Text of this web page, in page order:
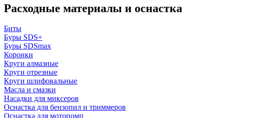
Расходные материалы и оснастка
Биты
Буры SDS+
Буры SDSmax
Коронки
Круги алмазные
Круги отрезные
Круги шлифовальные
Масла и смазки
Насадки для миксеров
Оснастка для бензопил и триммеров
Оснастка для мотопомп